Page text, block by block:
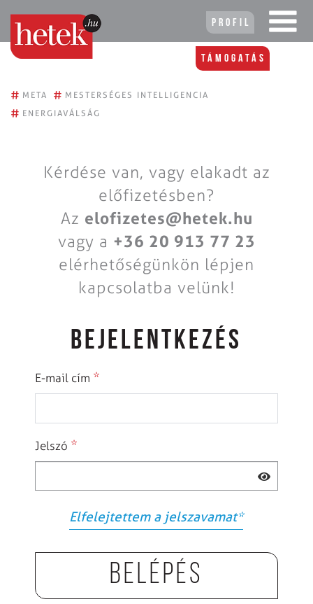
Profil
Támogatás
# META # MESTERSÉGES INTELLIGENCIA
# ENERGIAVÁLSÁG
Kérdése van, vagy elakadt az
előfizetésben?
Az elofizetes@hetek.hu
vagy a +36 20 913 77 23
elérhetőségünkön lépjen
kapcsolatba velünk!
BEJELENTKEZÉS
E-mail cím *
Jelszó *
Elfelejtettem a jelszavamat*
Belépés